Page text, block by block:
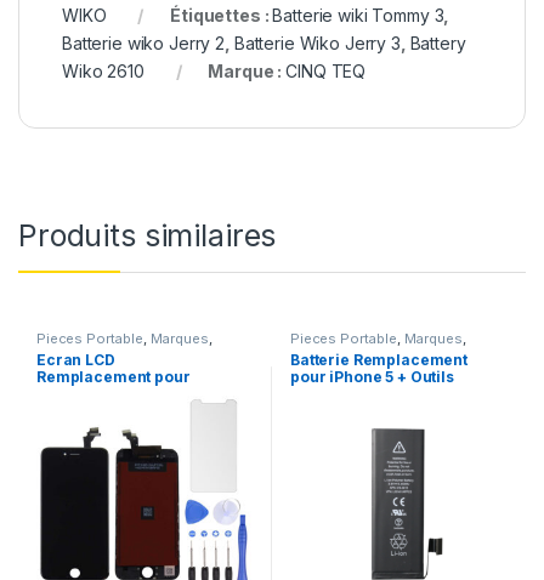
WIKO
Étiquettes :Batterie wiki Tommy 3
Batterie wiko Jerry 2 Batterie Wiko Jerry 3 Battery
Wiko 2610
Marque :CINQ TEQ
Produits similaires
Pieces Portable Marques
Apple iPhone 6
Ecran LCD
Remplacement pour
Pieces Portable Marques
Apple iPhone 5 , Batteries et
chargeurs,Batteries Apple
Batterie Remplacement
pour iPhone 5 + Outils